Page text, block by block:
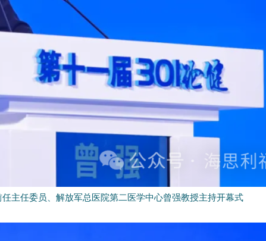
主任委员、解放军总医院第二医学中心曾强教授主持开幕式